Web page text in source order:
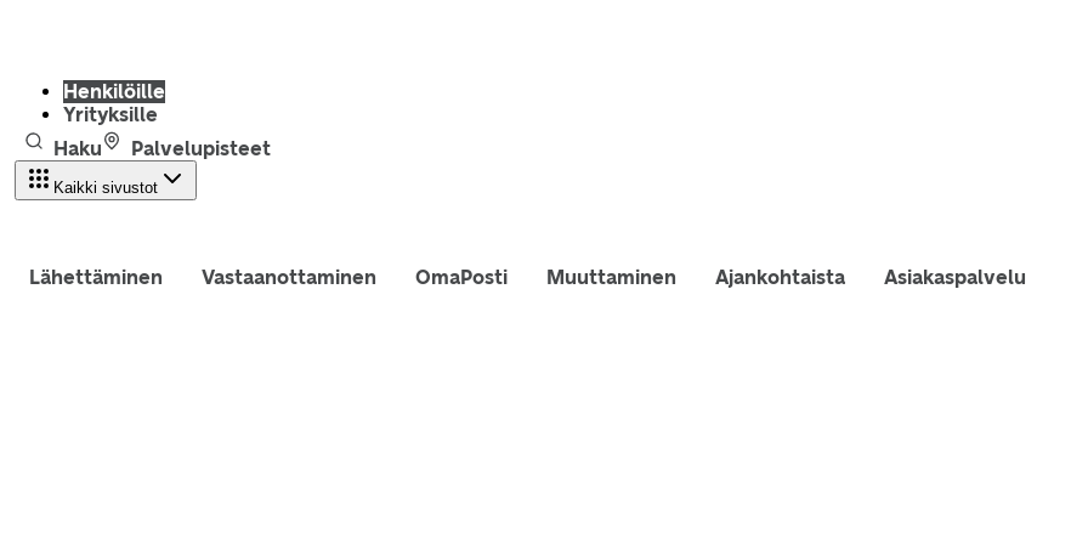
Henkilöille
Yrityksille
Haku
Palvelupisteet
Kaikki sivustot
Lähettäminen Vastaanottaminen OmaPosti Muuttaminen Ajankohtaista Asiakaspalvelu